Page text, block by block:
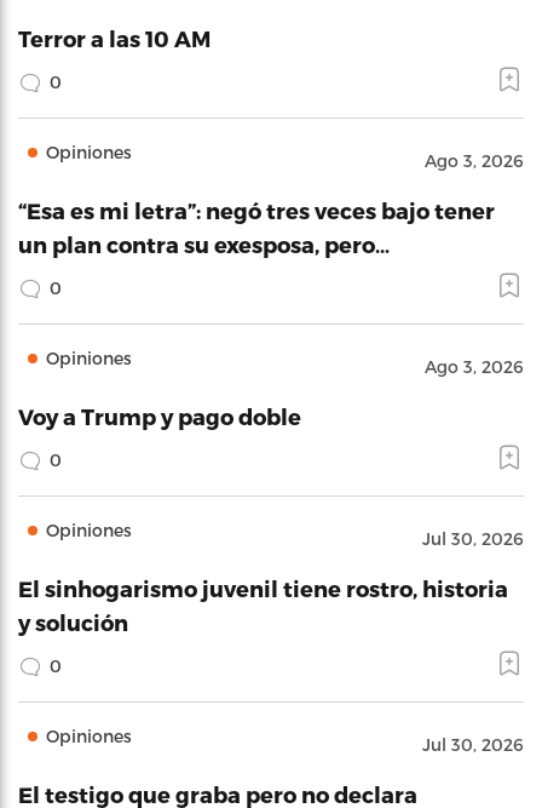
Terror a las 10 AM
0
Opiniones Ago 3, 2026
“Esa es mi letra”: negó tres veces bajo tener
un plan contra su exesposa, pero…
0
Opiniones Ago 3, 2026
Voy a Trump y pago doble
0
Opiniones Jul 30, 2026
El sinhogarismo juvenil tiene rostro, historia
y solución
0
Opiniones Jul 30, 2026
El testigo que graba pero no declara